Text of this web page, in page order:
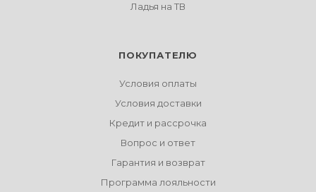
Ладья на ТВ
ПОКУПАТЕЛЮ
Условия оплаты
Условия доставки
Кредит и рассрочка
Вопрос и ответ
Гарантия и возврат
Программа лояльности